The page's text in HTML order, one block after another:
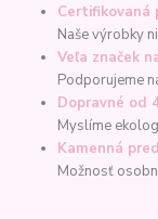
Certifikovaná
Naše výrobky
Veľa značek
Podporujeme
Dopravné od
Myslíme
Kamenná
Možnosť